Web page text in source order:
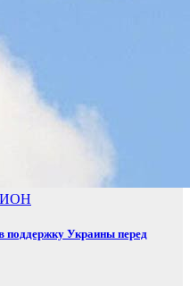
поддержку Украины перед